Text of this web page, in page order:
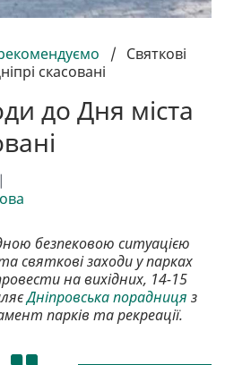
/ Святкові
скасовані
до Дня міста
безпековою ситуацією
святкові заходи у парках
на вихідних, 14-15
Дніпровська порадниця з
парків та рекреації.